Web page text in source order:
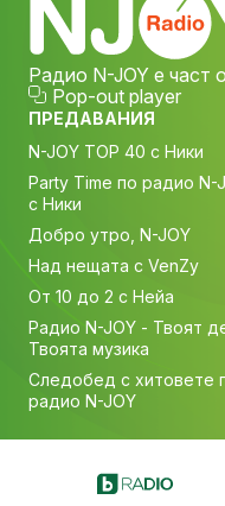
Радио N-JOY е част
Pop-out player
ПРЕДАВАНИЯ
N-JOY TOP 40 с Ники
Party Time по радио N-
с Ники
Добро утро, N-JOY
Над нещата с VenZy
От 10 до 2 с Нейа
Радио N-JOY - Твоят
Твоята музика
Следобед с хитовете
радио N-JOY